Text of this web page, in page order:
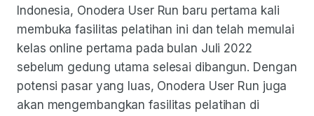
Indonesia, Onodera User Run baru pertama kali
membuka fasilitas pelatihan ini dan telah memulai
kelas online pertama pada bulan Juli 2022
sebelum gedung utama selesai dibangun. Dengan
potensi pasar yang luas, Onodera User Run juga
akan mengembangkan fasilitas pelatihan di